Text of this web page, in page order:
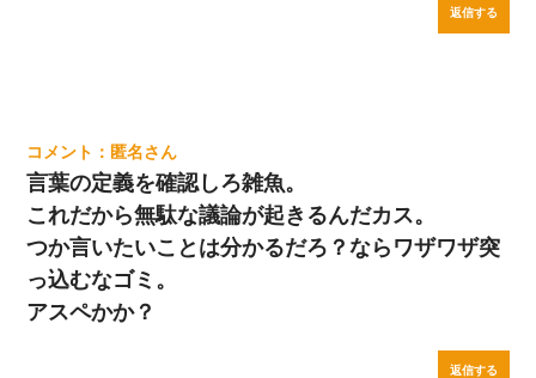
返信する
匿名
言葉の定義を確認しろ雑魚。
これだから無駄な議論が起きるんだカス。
つか言いたいことは分かるだろ？ならワザワザ突
っ込むなゴミ。
アスペかか？
返信する